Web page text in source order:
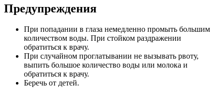
Предупреждения
При попадании в глаза немедленно промыть большим
количеством воды. При стойком раздражении
обратиться к врачу.
При случайном проглатывании не вызывать рвоту,
выпить большое количество воды или молока и
обратиться к врачу.
Беречь от детей.